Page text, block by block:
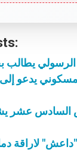
يطالب
يدعو
السادس عشر
لاراقة دماء 21